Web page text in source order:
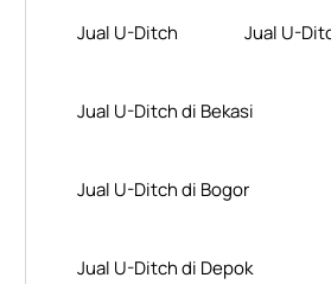
Jual U-Ditch Jual U-
Jual U-Ditch di Bekasi
Jual U-Ditch di Bogor
Jual U-Ditch di Depok